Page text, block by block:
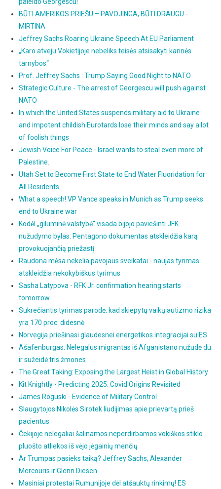
paleido Georgescu!
BŪTI AMERIKOS PRIEŠU – PAVOJINGA, BŪTI DRAUGU -
MIRTINA
Jeffrey Sachs Roaring Ukraine Speech At EU Parliament
„Karo atveju Vokietijoje nebeliks teisės atsisakyti karinės
tarnybos“
Prof. Jeffrey Sachs : Trump Saying Good Night to NATO
Strategic Culture - The arrest of Georgescu will push against
NATO
In which the United States suspends military aid to Ukraine
and impotent childish Eurotards lose their minds and say a lot
of foolish things
Jewish Voice For Peace - Israel wants to steal even more of
Palestine.
Utah Set to Become First State to End Water Fluoridation for
All Residents
What a speech! VP Vance speaks in Munich as Trump seeks
end to Ukraine war
Kodėl „giluminė valstybė“ visada bijojo paviešinti JFK
nužudymo bylas: Pentagono dokumentas atskleidžia karą
provokuojančią priežastį
Raudona mėsa nekelia pavojaus sveikatai - naujas tyrimas
atskleidžia nekokybiškus tyrimus
Sasha Latypova - RFK Jr. confirmation hearing starts
tomorrow
Sukrečiantis tyrimas parodė, kad skiepytų vaikų autizmo rizika
yra 170 proc. didesnė
Norvegija priešinasi glaudesnei energetikos integracijai su ES
Ašafenburgas: Nelegalus migrantas iš Afganistano nužudė du
ir sužeidė tris žmones
The Great Taking: Exposing the Largest Heist in Global History
Kit Knightly - Predicting 2025: Covid Origins Revisited
James Roguski - Evidence of Military Control
Slaugytojos Nikolės Sirotek liudijimas apie prievartą prieš
pacientus
Čekijoje nelegaliai šalinamos neperdirbamos vokiškos stiklo
pluošto atliekos iš vėjo jėgainių menčių
Ar Trumpas pasieks taiką? Jeffrey Sachs, Alexander
Mercouris ir Glenn Diesen
Masiniai protestai Rumunijoje dėl atšauktų rinkimų! ES